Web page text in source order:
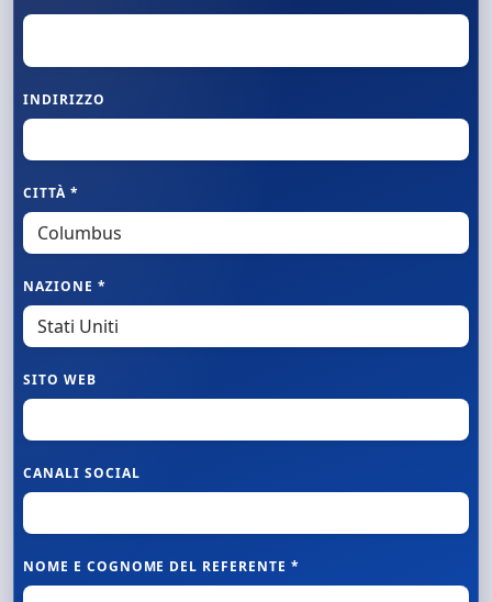
INDIRIZZO
CITTÀ *
NAZIONE *
SITO WEB
CANALI SOCIAL
NOME E COGNOME DEL REFERENTE *